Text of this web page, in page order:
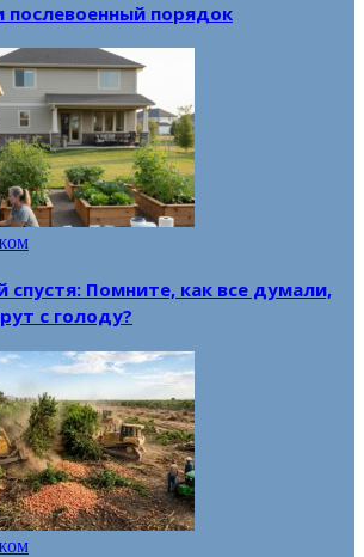
послевоенный порядок
спустя: Помните, как все думали,
с голоду?